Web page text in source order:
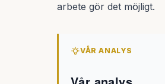
arbete gör det möjligt.
VÅR ANALYS